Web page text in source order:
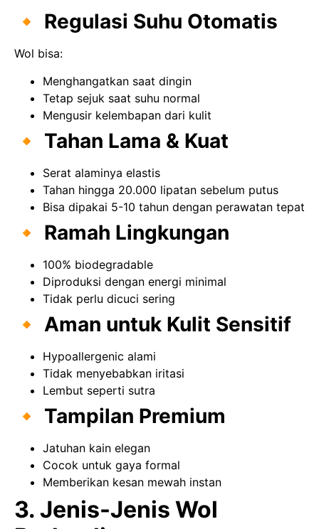
🔸 Regulasi Suhu Otomatis
Wol bisa:
Menghangatkan saat dingin
Tetap sejuk saat suhu normal
Mengusir kelembapan dari kulit
🔸 Tahan Lama & Kuat
Serat alaminya elastis
Tahan hingga 20.000 lipatan sebelum putus
Bisa dipakai 5-10 tahun dengan perawatan tepat
🔸 Ramah Lingkungan
100% biodegradable
Diproduksi dengan energi minimal
Tidak perlu dicuci sering
🔸 Aman untuk Kulit Sensitif
Hypoallergenic alami
Tidak menyebabkan iritasi
Lembut seperti sutra
🔸 Tampilan Premium
Jatuhan kain elegan
Cocok untuk gaya formal
Memberikan kesan mewah instan
3. Jenis-Jenis Wol